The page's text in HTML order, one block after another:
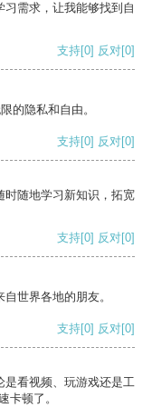
需求，让我能够找到自
支持[0] 反对[0]
的隐私和自由。
支持[0] 反对[0]
时随地学习新知识，拓宽
支持[0] 反对[0]
世界各地的朋友。
支持[0] 反对[0]
是看视频、玩游戏还是工
卡顿了。